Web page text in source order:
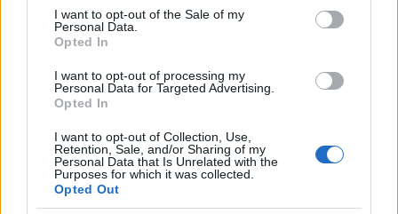
consent section.
I want to opt-out of the Sale of my
Personal Data.
Opted In
I want to opt-out of processing my
Personal Data for Targeted Advertising.
Opted In
I want to opt-out of Collection, Use,
Retention, Sale, and/or Sharing of my
Personal Data that Is Unrelated with the
Purposes for which it was collected.
Opted Out
S megtalálható a humor is, amely egyrészt egy